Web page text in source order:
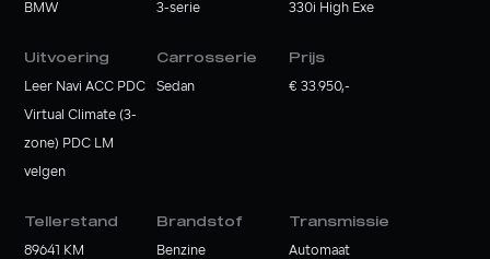
BMW 3-serie 330i High Exe
Uitvoering
Leer Navi ACC PDC
Virtual Climate (3-
zone) PDC LM
velgen
Carrosserie
Sedan
Prijs
€ 33.950,-
Tellerstand
89641 KM
Brandstof
Benzine
Transmissie
Automaat